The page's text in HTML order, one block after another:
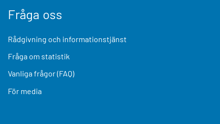
Fråga oss
Rådgivning och informationstjänst
Fråga om statistik
Vanliga frågor (FAQ)
För media